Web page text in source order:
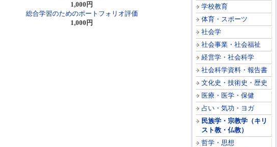
学校教育
体育・スポーツ
社会学
社会事業・社会福祉
経営学・社会科学
社会科学資料・報告書
文化史・技術史・歴史
医療・医学・保健
占い・気功・ヨガ
民族学・宗教学（キリ
スト教・仏教）
哲学・思想
1,000円
総合学習のためのポートフォリオ評価
1,000円